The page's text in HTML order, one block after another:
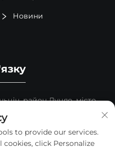
Новини
район Луцяо, місто
to provide our services.
click Personalize